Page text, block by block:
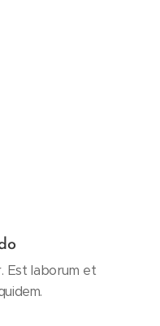
Est laborum et